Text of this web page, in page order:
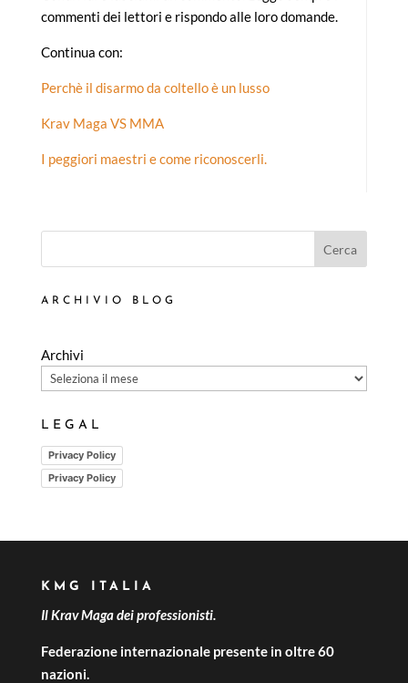
commenti dei lettori e rispondo alle loro domande.
Continua con:
Perchè il disarmo da coltello è un lusso
Krav Maga VS MMA
I peggiori maestri e come riconoscerli.
Cerca
ARCHIVIO BLOG
Archivi
LEGAL
Privacy Policy
Privacy Policy
KMG ITALIA
Il Krav Maga dei professionisti.
Federazione internazionale presente in oltre 60
nazioni.